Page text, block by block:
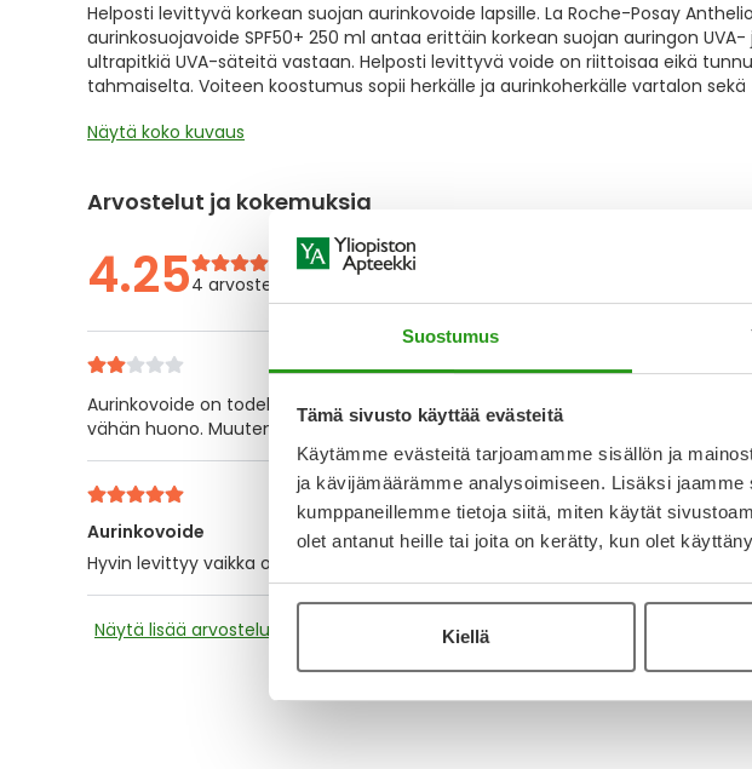
Suostumus
Tämä sivusto käyttää evästeitä
Käytämme evästeitä tarjoamamme sisällön ja
ja kävijämäärämme analysoimiseen. Lisäksi
kumppaneillemme tietoja siitä, miten käytät
olet antanut heille tai joita on kerätty, kun olet
Kiellä
the
images
gallery
Helposti levittyvä korkean suojan aurinkovoide lapsille. La Roche-Posay
aurinkosuojavoide SPF50+ 250 ml antaa erittäin korkean suojan auringon UVA-
ultrapitkiä UVA-säteitä vastaan. Helposti levittyvä voide on riittoisaa eikä
tahmaiselta. Voiteen koostumus sopii herkälle ja aurinkoherkälle vartalon sekä
Näytä koko kuvaus
Arvostelut ja kokemuksia
4.254 arvostelua
Aurinkovoide on todella löysää, jonka vuoksi se meinaa valua purkista ulos
vähän huono. Muuten aurinkovoide toimii ihan hyvin.
Aurinkovoide
Hyvin levittyy vaikka onkin aika tuhtia. Pidän tuotteesta.
Näytä lisää arvosteluja